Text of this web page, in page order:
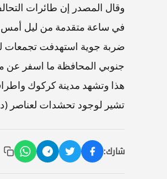
وقال المصدر إن طائرات
في ساعة متقدمة من ليل
ضربة جوية استهدفت تجمعات
جنوبي المحافظة ما اسفر عن
هذا وتشهد مدينة كركوك
تشير لوجود تحشدات لعناصر
شارك: